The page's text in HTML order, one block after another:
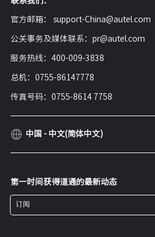
官方邮箱： support-China@autel.com
公关事务及媒体联系：pr@autel.com
服务热线：400-009-3838
总机：0755-86147778
传真号码：0755-8614 7758
中国 - 中文(简体中文)
第一时间获得道通的最新动态